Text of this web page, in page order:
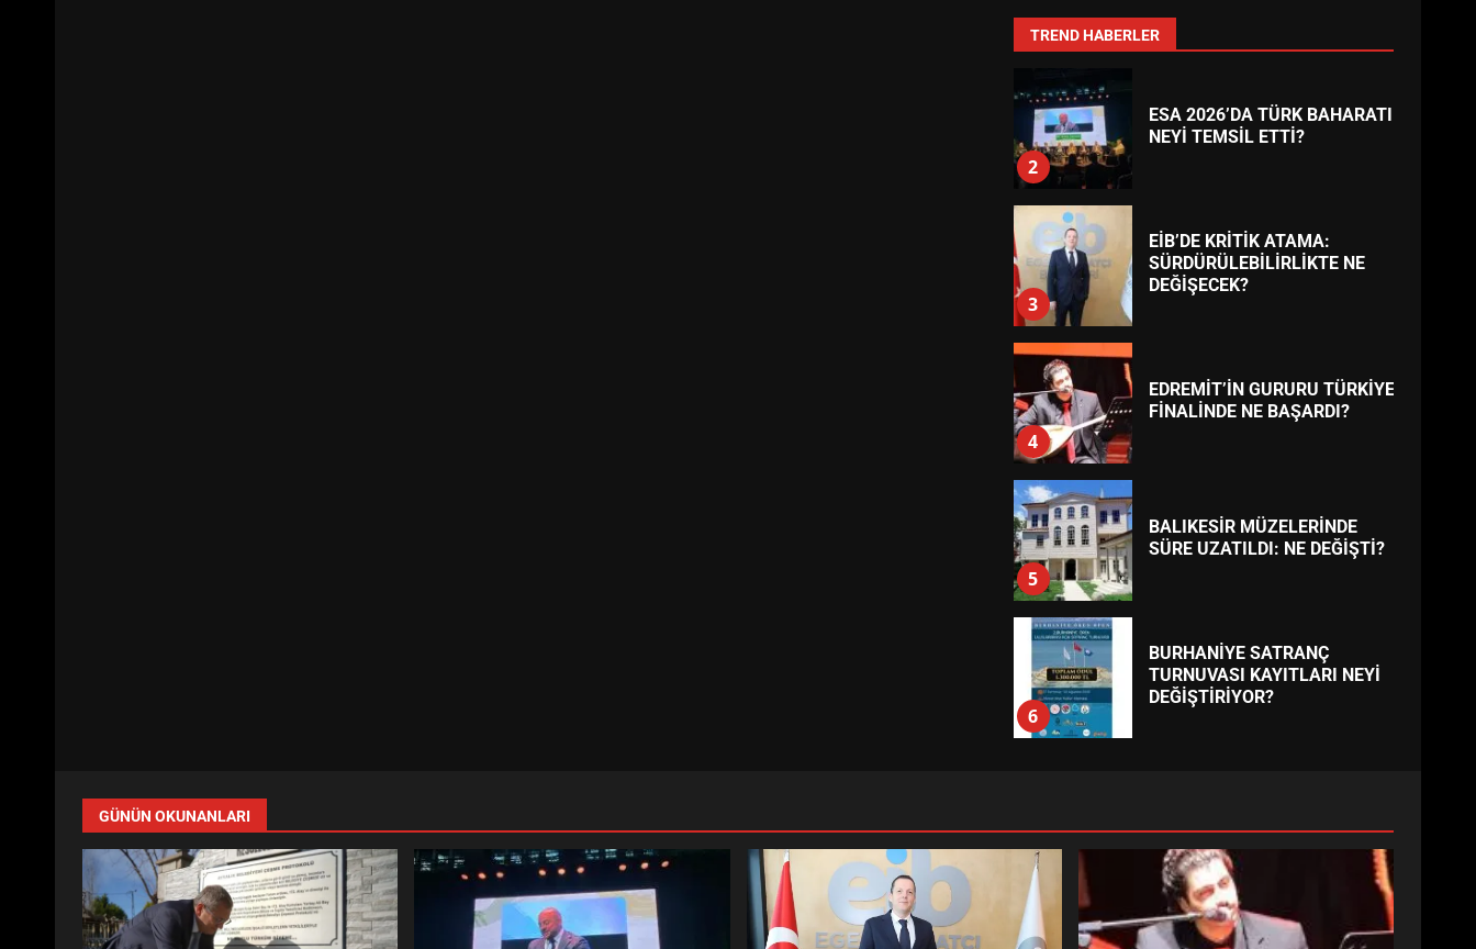
TREND HABERLER
1
2
ESA 2026’DA TÜRK BAHARATI
NEYİ TEMSİL ETTİ?
3
EİB’DE KRİTİK ATAMA:
SÜRDÜRÜLEBİLİRLİKTE NE
DEĞİŞECEK?
4
EDREMİT’İN GURURU TÜRKİYE
FİNALİNDE NE BAŞARDI?
5
BALIKESİR MÜZELERİNDE
SÜRE UZATILDI: NE DEĞİŞTİ?
6
BURHANİYE SATRANÇ
TURNUVASI KAYITLARI NEYİ
DEĞİŞTİRİYOR?
7
YÖNETİM NASIL ŞEKİLLENDİ?
AYVALIK SU MİRASI İÇİN
GÜNÜN OKUNANLARI